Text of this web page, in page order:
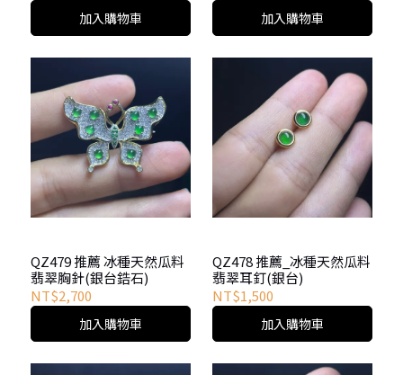
加入購物車 加入購物車
QZ479 推薦 冰種天然瓜料
翡翠胸針(銀台鋯石)
NT$2,700
加入購物車
QZ478 推薦_冰種天然瓜料
翡翠耳釘(銀台)
NT$1,500
加入購物車